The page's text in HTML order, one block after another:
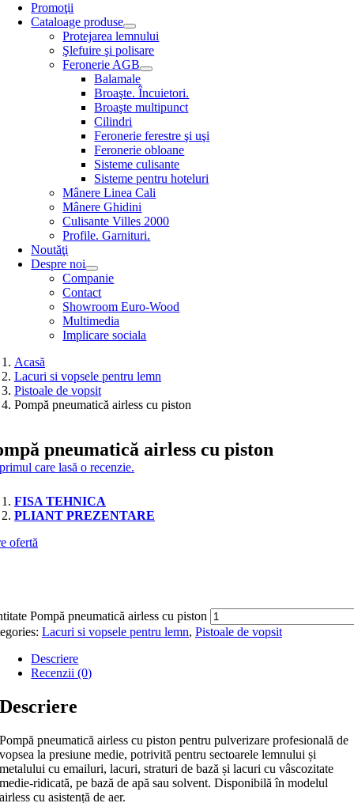
Promoţii
Cataloage produse
Protejarea lemnului
Şlefuire şi polisare
Feronerie AGB
Balamale
Broaşte. Încuietori.
Broaşte multipunct
Cilindri
Feronerie ferestre şi uşi
Feronerie obloane
Sisteme culisante
Sisteme pentru hoteluri
Mânere Linea Cali
Mânere Ghidini
Culisante Villes 2000
Profile. Garnituri.
Noutăţi
Despre noi
Companie
Contact
Showroom Euro-Wood
Multimedia
Implicare sociala
Acasă
Lacuri si vopsele pentru lemn
Pistoale de vopsit
Pompă pneumatică airless cu piston
pneumatică airless cu piston
care lasă o recenzie.
FISA TEHNICA
PLIANT PREZENTARE
ofertă
Pompă pneumatică airless cu piston
Lacuri si vopsele pentru lemn, Pistoale de vopsit
Descriere
Recenzii (0)
Descriere
Pompă pneumatică airless cu piston pentru pulverizare profesională de
vopsea la presiune medie, potrivită pentru sectoarele lemnului și
metalului cu emailuri, lacuri, straturi de bază și lacuri cu vâscozitate
medie-ridicată, pe bază de apă sau solvent. Disponibilă în modelul
airless cu asistență de aer.